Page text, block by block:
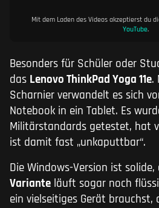
Mit dem Laden des Videos akzeptierst du
YouTube.
Besonders für Schüler oder
das Lenovo ThinkPad Yoga 11e.
Scharnier verwandelt es sich
Notebook in ein Tablet. Es
Militärstandards getestet, hat
ist damit fast „unkaputtbar“.
Die Windows-Version ist solide,
Variante läuft sogar noch
ein vielseitiges Gerät brauchst,